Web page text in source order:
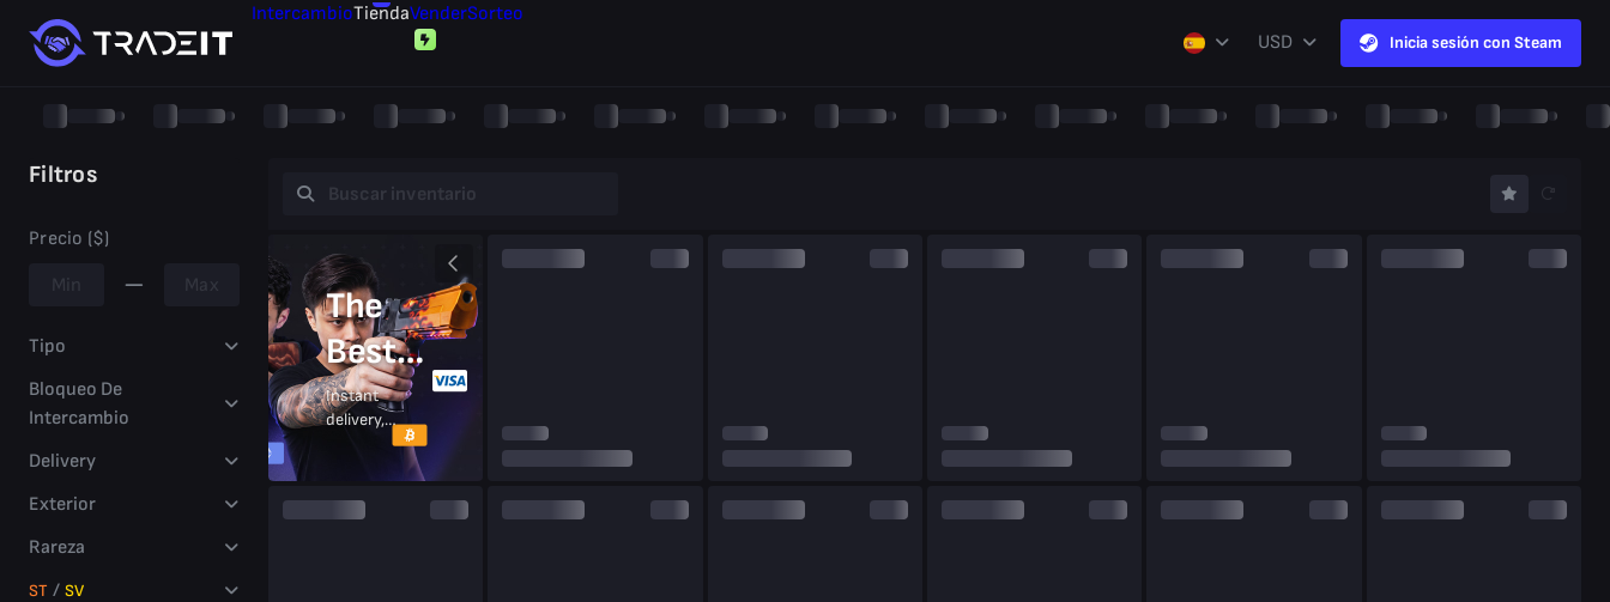
IntercambioTiendaVenderSorteo
USD
Inicia sesión con Steam
Filtros
Precio ($)
Tipo
Bloqueo De
Intercambio
Delivery
Exterior
Rareza
ST / SV
The
Best
Prices
On CS2
Skins
Instant
delivery,
by